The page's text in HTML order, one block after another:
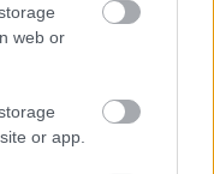
web or
or app.
is,
vált
és gyors
ügyfélélményt és